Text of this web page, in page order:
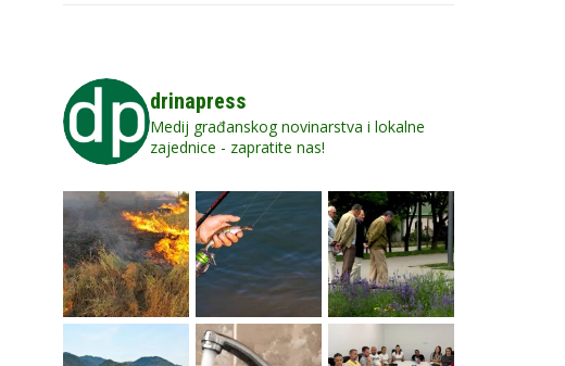
drinapress
Medij građanskog novinarstva i lokalne
zajednice - zapratite nas!